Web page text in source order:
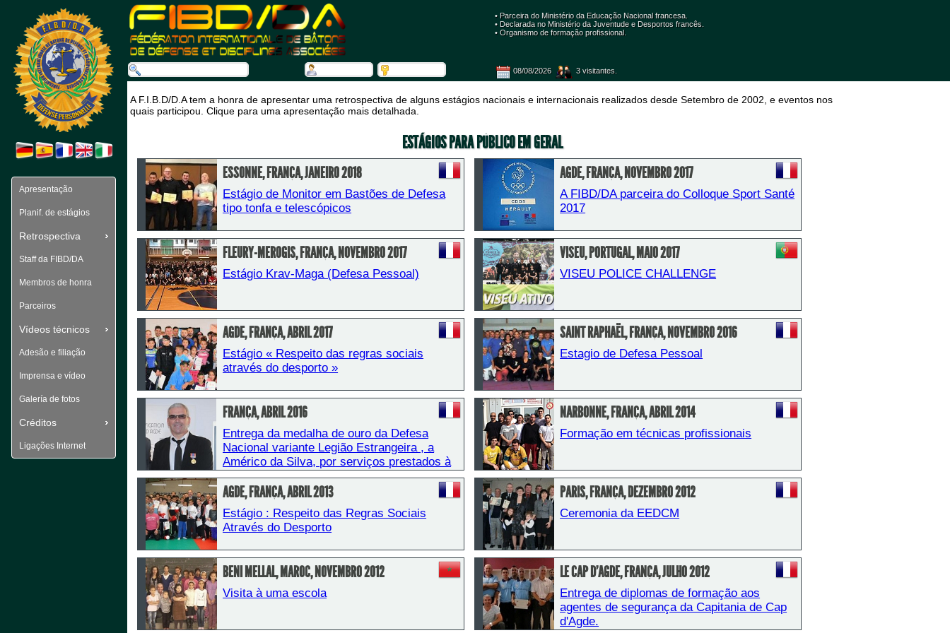
08/08/2026 3 visitantes.
Apresentação
Planif. de estágios
Retrospectiva
Staff da FIBD/DA
Membros de honra
Parceiros
Vídeos técnicos
Adesão e filiação
Imprensa e vídeo
Galería de fotos
Créditos
Ligações Internet
• Parceira do Ministério da Educação Nacional francesa.
• Declarada no Ministério da Juventude e Desportos francês.
• Organismo de formação profissional.
A F.I.B.D/D.A tem a honra de apresentar uma retrospectiva de alguns estágios nacionais e internacionais realizados desde Setembro de 2002, e eventos nos
quais participou. Clique para uma apresentação mais detalhada.
ESTÁGIOS PARA PÚBLICO EM GERAL
ESSONNE, FRANÇA, JANEIRO 2018
Estágio de Monitor em Bastões de Defesa
tipo tonfa e telescópicos
AGDE, FRANÇA, NOVEMBRO 2017
A FIBD/DA parceira do Colloque Sport Santé
2017
FLEURY-MEROGIS, FRANÇA, NOVEMBRO 2017
Estágio Krav-Maga (Defesa Pessoal)
VISEU, PORTUGAL, MAIO 2017
VISEU POLICE CHALLENGE
AGDE, FRANÇA, ABRIL 2017
Estágio « Respeito das regras sociais
através do desporto »
SAINT RAPHAËL, FRANÇA, NOVEMBRO 2016
Estagio de Defesa Pessoal
FRANÇA, ABRIL 2016
Entrega da medalha de ouro da Defesa
Nacional variante Legião Estrangeira , a
Américo da Silva, por serviços prestados à
Defesa Nacional.
NARBONNE, FRANÇA, ABRIL 2014
Formação em técnicas profissionais
AGDE, FRANÇA, ABRIL 2013
Estágio : Respeito das Regras Sociais
Através do Desporto
PARIS, FRANÇA, DEZEMBRO 2012
Ceremonia da EEDCM
BENI MELLAL, MAROC, NOVEMBRO 2012
Visita à uma escola
LE CAP D'AGDE, FRANÇA, JULHO 2012
Entrega de diplomas de formação aos
agentes de segurança da Capitania de Cap
d'Agde.